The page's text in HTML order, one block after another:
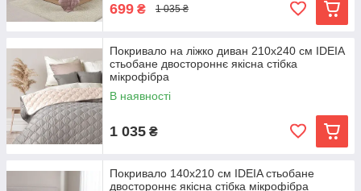
699 ₴ 1 035 ₴
Покривало на ліжко диван 210х240 см IDEIA
стьобане двостороннє якісна стібка
мікрофібра
В наявності
1 035 ₴
Покривало 140х210 см IDEIA стьобане
двостороннє якісна стібка мікрофібра